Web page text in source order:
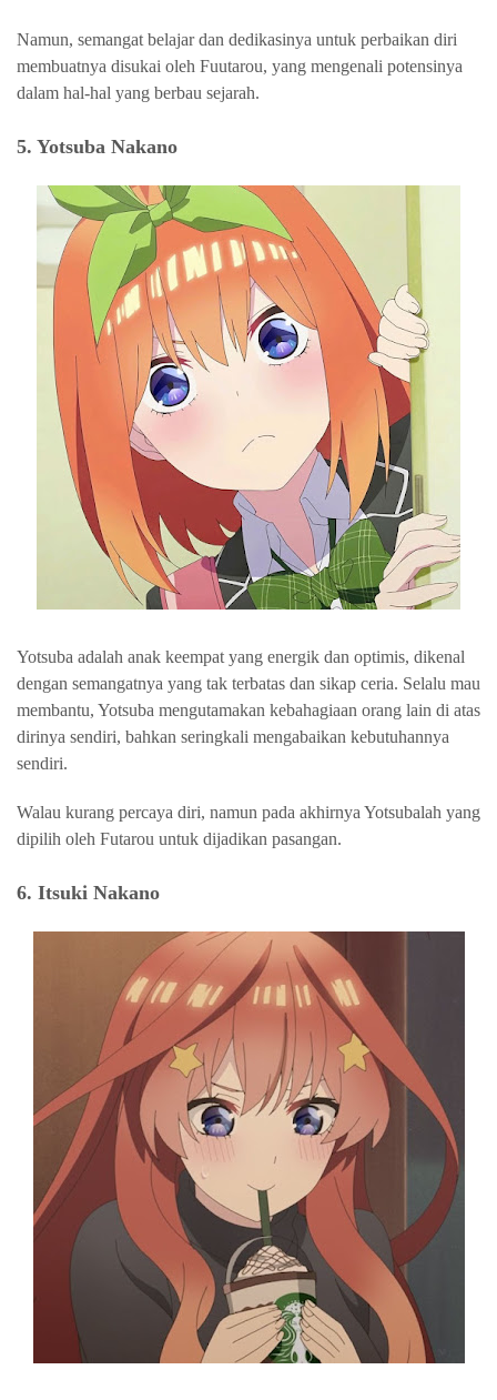
Namun, semangat belajar dan dedikasinya untuk perbaikan diri
membuatnya disukai oleh Fuutarou, yang mengenali potensinya
dalam hal-hal yang berbau sejarah.
5. Yotsuba Nakano
Yotsuba adalah anak keempat yang energik dan optimis, dikenal
dengan semangatnya yang tak terbatas dan sikap ceria. Selalu mau
membantu, Yotsuba mengutamakan kebahagiaan orang lain di atas
dirinya sendiri, bahkan seringkali mengabaikan kebutuhannya
sendiri.
Walau kurang percaya diri, namun pada akhirnya Yotsubalah yang
dipilih oleh Futarou untuk dijadikan pasangan.
6. Itsuki Nakano